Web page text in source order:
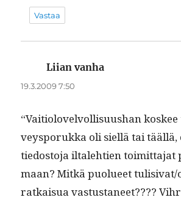
Vastaa
Liian vanha
19.3.2009 7:50
“Vaiti­olovelvol­lisu­ushan
veysporuk­ka oli siel­lä tai tääl­lä,
tiedos­to­ja iltale­htien toimit­ta­jat
maan? Mitkä puolueet
ratkaisua vas­tus­ta­neet????